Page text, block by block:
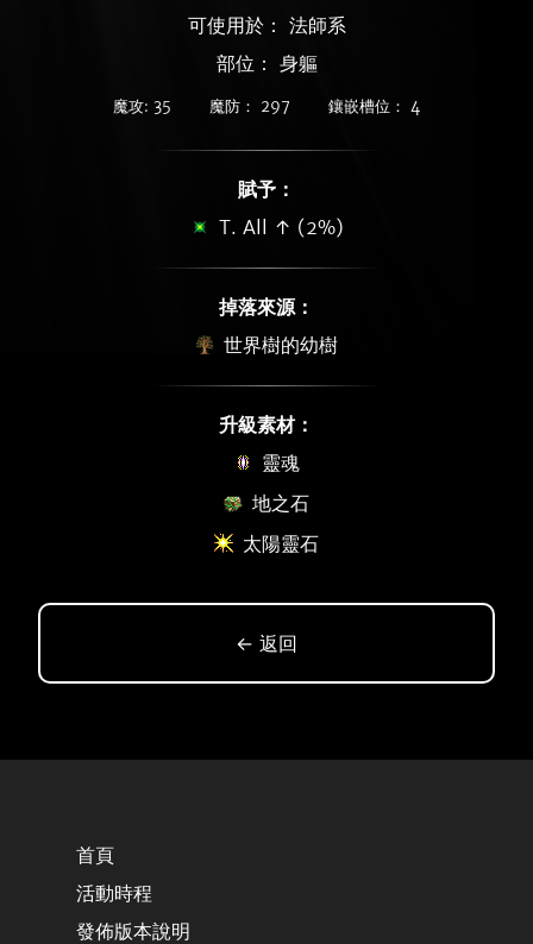
可使用於： 法師系
部位： 身軀
魔攻: 35 魔防： 297 鑲嵌槽位： 4
賦予：
T. All ↑ (2%)
掉落來源：
世界樹的幼樹
升級素材：
靈魂
地之石
太陽靈石
← 返回
首頁
活動時程
發佈版本說明